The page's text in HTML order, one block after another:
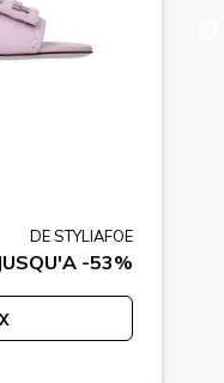
DE STYLIAFOE
JUSQU'A -53%